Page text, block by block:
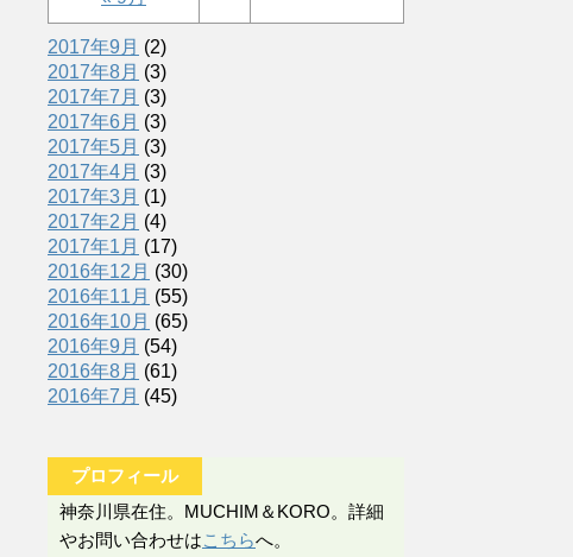
2017年9月 (2)
2017年8月 (3)
2017年7月 (3)
2017年6月 (3)
2017年5月 (3)
2017年4月 (3)
2017年3月 (1)
2017年2月 (4)
2017年1月 (17)
2016年12月 (30)
2016年11月 (55)
2016年10月 (65)
2016年9月 (54)
2016年8月 (61)
2016年7月 (45)
プロフィール
神奈川県在住。MUCHIM＆KORO。詳細
やお問い合わせはこちらへ。